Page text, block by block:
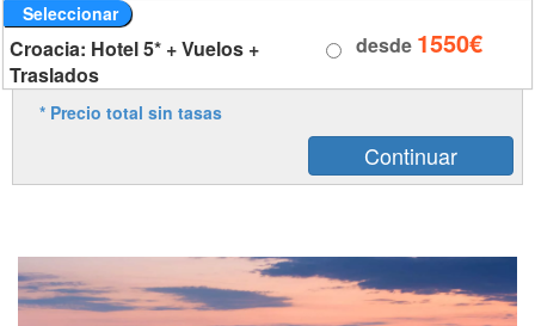
Seleccionar
Croacia: Hotel 5* + Vuelos +
Traslados
desde 1550€
* Precio total sin tasas